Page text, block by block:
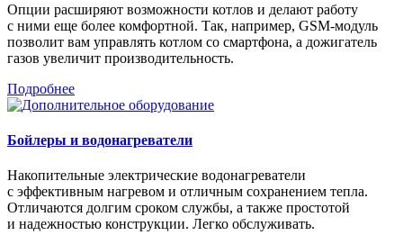
Опции расширяют возможности котлов и делают работу
с ними еще более комфортной. Так, например, GSM-модуль
позволит вам управлять котлом со смартфона, а дожигатель
газов увеличит производительность.
Подробнее
Бойлеры и водонагреватели
Накопительные электрические водонагреватели
с эффективным нагревом и отличным сохранением тепла.
Отличаются долгим сроком службы, а также простотой
и надежностью конструкции. Легко обслуживать.